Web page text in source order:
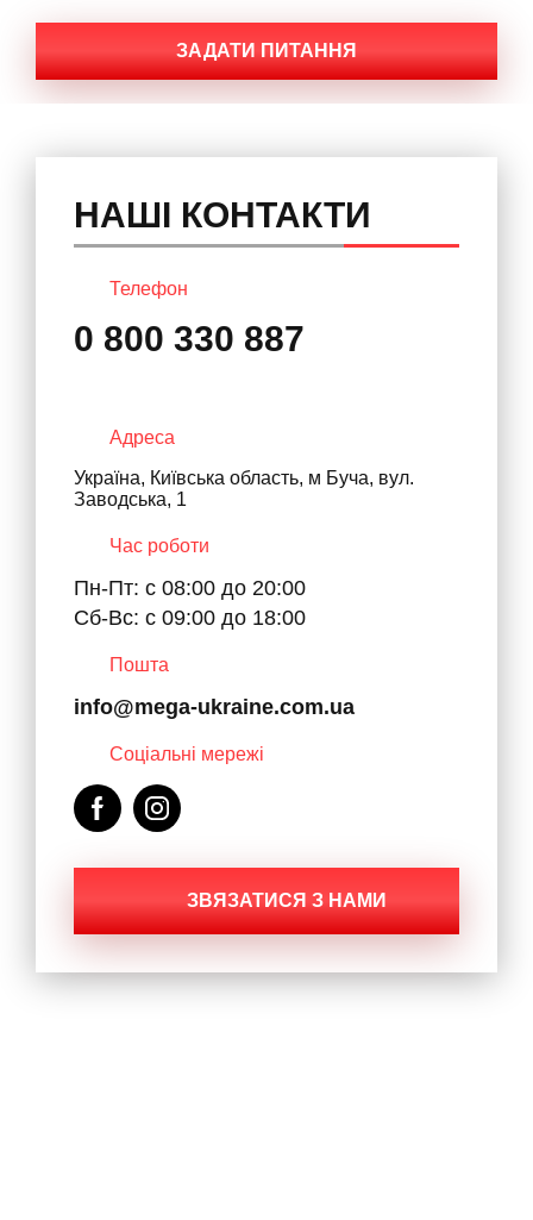
ЗАДАТИ ПИТАННЯ
НАШІ КОНТАКТИ
Телефон
0 800 330 887
Адреса
Україна, Київська область, м Буча, вул.
Заводська, 1
Час роботи
Пн-Пт: с 08:00 до 20:00
Сб-Вс: с 09:00 до 18:00
Пошта
info@mega-ukraine.com.ua
Соціальні мережі
ЗВЯЗАТИСЯ З НАМИ